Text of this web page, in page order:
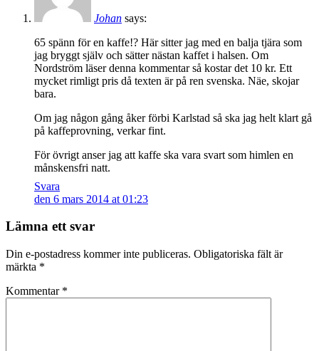
Johan says:
65 spänn för en kaffe!? Här sitter jag med en balja tjära som
jag bryggt själv och sätter nästan kaffet i halsen. Om
Nordström läser denna kommentar så kostar det 10 kr. Ett
mycket rimligt pris då texten är på ren svenska. Näe, skojar
bara.
Om jag någon gång åker förbi Karlstad så ska jag helt klart gå
på kaffeprovning, verkar fint.
För övrigt anser jag att kaffe ska vara svart som himlen en
månskensfri natt.
Svara
den 6 mars 2014 at 01:23
Lämna ett svar
Din e-postadress kommer inte publiceras. Obligatoriska fält är
märkta *
Kommentar *